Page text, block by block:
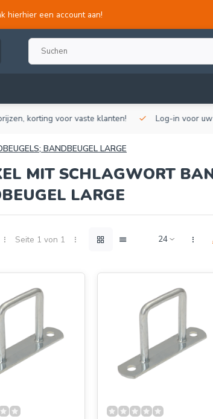
hierhier een account aan!
korting voor vaste klanten! Log-in voor uw
BANDBEUGEL LARGE
MIT SCHLAGWORT
LARGE
Seite 1 von 1